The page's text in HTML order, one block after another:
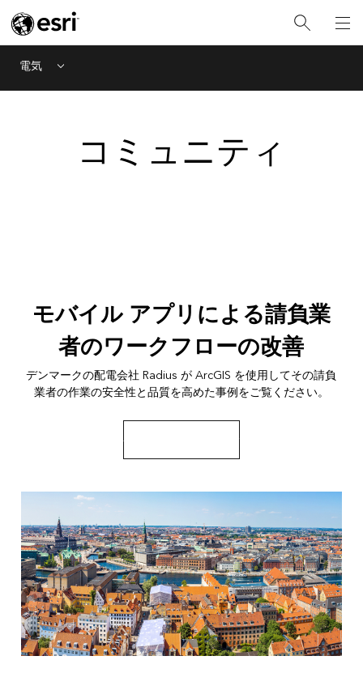
電気 Menu
コミュニティ
モバイル アプリによる請負業
者のワークフローの改善
デンマークの配電会社 Radius が ArcGIS を使用してその請負
業者の作業の安全性と品質を高めた事例をご覧ください。
ケース スタディを読む